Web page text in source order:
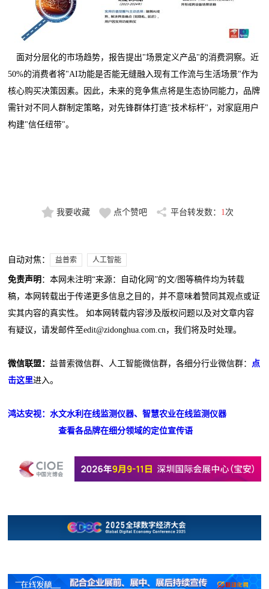
面对分层化的市场趋势，报告提出"场景定义产品"的消费洞察。近
50%的消费者将"AI功能是否能无缝融入现有工作流与生活场景"作为
核心购买决策因素。因此，未来的竞争焦点将是生态协同能力，品牌
需针对不同人群制定策略，对先锋群体打造"技术标杆"，对家庭用户
构建"信任纽带"。
我要收藏 点个赞吧 平台转发数： 1 次
自动对焦： 益普索 人工智能
免责声明 ：本网未注明“来源：自动化网”的文/图等稿件均为转载
稿，本网转载出于传递更多信息之目的，并不意味着赞同其观点或证
实其内容的真实性。 如本网转载内容涉及版权问题以及对文章内容
有疑议，请发邮件至edit@zidonghua.com.cn，我们将及时处理。
微信联盟：益普索微信群、人工智能微信群，各细分行业微信群：
点
击这里进入。
鸿达安视：水文水利在线监测仪器、智慧农业在线监测仪器
查看各品牌在细分领域的定位宣传语